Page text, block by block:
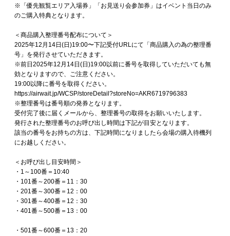
※「優先観覧エリア入場券」「お見送り会参加券」はイベント当日のみ
のご購入特典となります。
＜商品購入整理番号配布について＞
2025年12月14日(日)19:00〜下記受付URLにて「商品購入の為の整理番
号」を発行させていただきます。
※前日2025年12月14日(日)19:00以前に番号を取得していただいても無
効となりますので、ご注意ください。
19:00以降に番号を取得ください。
https://airwait.jp/WCSP/storeDetail?storeNo=AKR6719796383
※整理番号は番号順の発券となります。
受付完了後に届くメールから、整理番号の取得をお願いいたします。
発行された整理番号のお呼び出し時間は下記が目安となります。
該当の番号をお持ちの方は、下記時間になりましたら会場の購入待機列
にお越しください。
＜お呼び出し目安時間＞
・1～100番＝10:40
・101番～200番＝11：30
・201番～300番＝12：00
・301番～400番＝12：30
・401番～500番＝13：00
・501番～600番＝13：20